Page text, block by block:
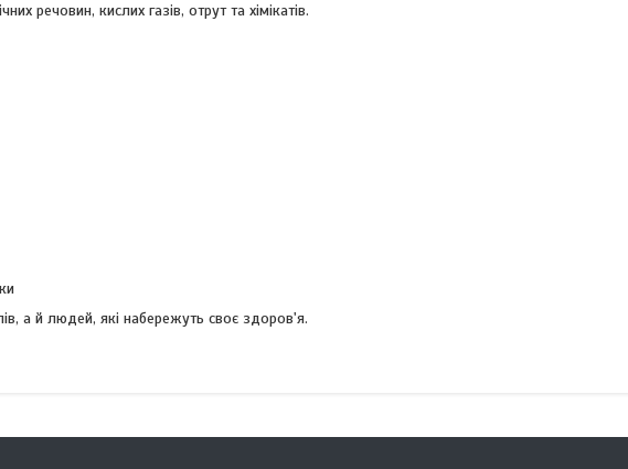
речовин, кислих газів, отрут та хімікатів.
а й людей, які набережуть своє здоров'я.